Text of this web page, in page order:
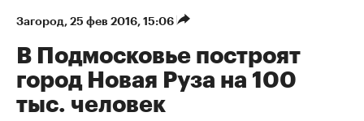
Загород⁠, 25 фев 2016, 15:06
В Подмосковье построят
город Новая Руза на 100
тыс. человек